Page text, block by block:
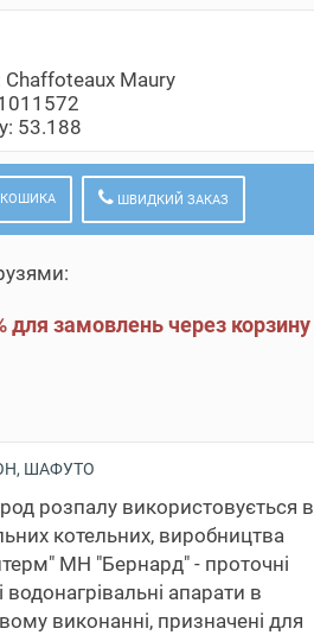
Chaffoteaux Maury
53.188
ШВИДКИЙ ЗАКАЗ
для замовлень через корзину
ШАФУТО
розпалу використовується в
котельних, виробництва
МН "Бернард" - проточні
водонагрівальні апарати в
виконанні, призначені для